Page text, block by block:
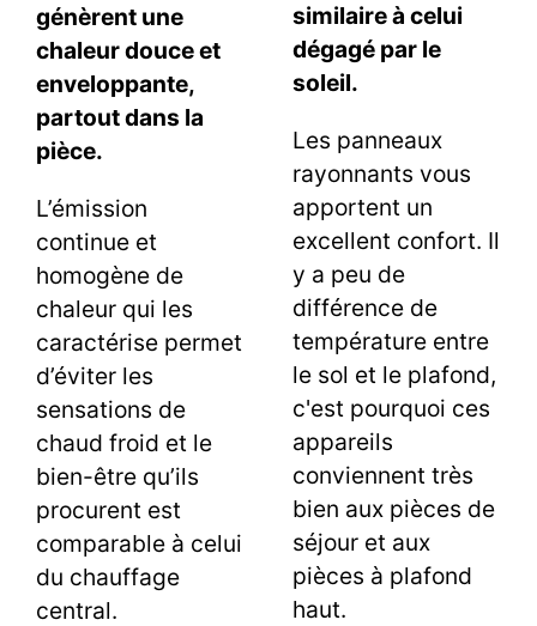
génèrent une
chaleur douce et
enveloppante,
partout dans la
pièce.
L’émission
continue et
homogène de
chaleur qui les
caractérise permet
d’éviter les
sensations de
chaud froid et le
bien-être qu’ils
procurent est
comparable à celui
du chauffage
central.
similaire à celui
dégagé par le
soleil.
Les panneaux
rayonnants vous
apportent un
excellent confort. Il
y a peu de
différence de
température entre
le sol et le plafond,
c'est pourquoi ces
appareils
conviennent très
bien aux pièces de
séjour et aux
pièces à plafond
haut.